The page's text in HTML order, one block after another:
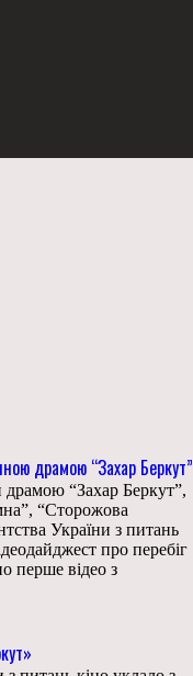
драмою “Захар Беркут”
“Захар Беркут”,
“Сторожова
України з питань
про перебіг
перше відео з